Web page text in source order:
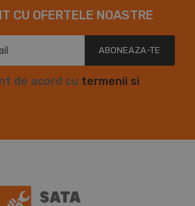
CU OFERTELE NOASTRE
ABONEAZA-TE
de acord cu termenii si